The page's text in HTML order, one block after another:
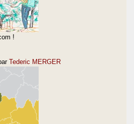
!
Tederic MERGER